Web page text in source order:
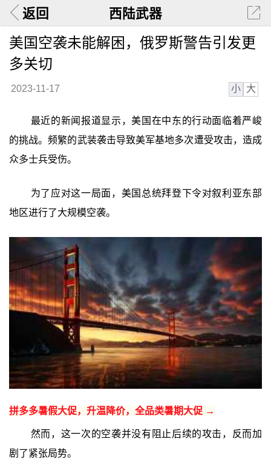
返回 西陆武器
美国空袭未能解困，俄罗斯警告引发更
多关切
2023-11-17 小 大
最近的新闻报道显示，美国在中东的行动面临着严峻
的挑战。频繁的武装袭击导致美军基地多次遭受攻击，造成
众多士兵受伤。
为了应对这一局面，美国总统拜登下令对叙利亚东部
地区进行了大规模空袭。
拼多多暑假大促，升温降价，全品类暑期大促 →
然而，这一次的空袭并没有阻止后续的攻击，反而加
剧了紧张局势。